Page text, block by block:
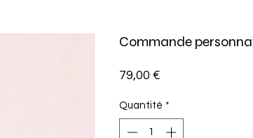
Commande
79,00 €
Quantité *